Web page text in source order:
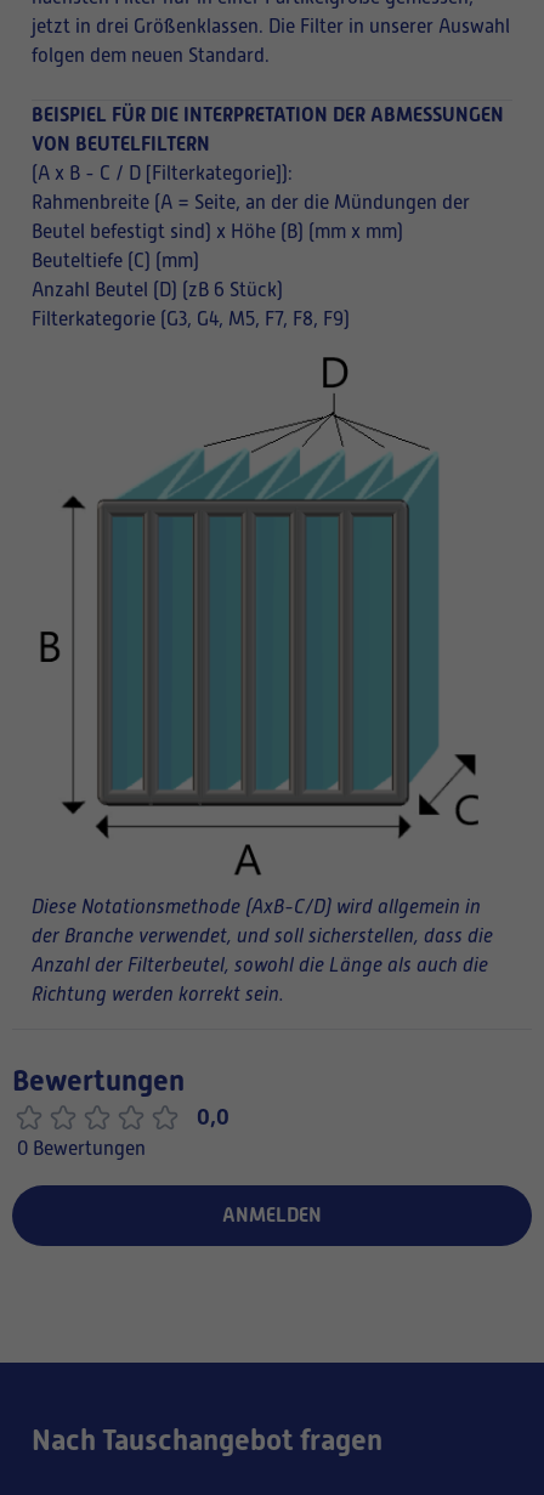
jetzt in drei Größenklassen. Die Filter in unserer Auswahl
folgen dem neuen Standard.
BEISPIEL FÜR DIE INTERPRETATION DER ABMESSUNGEN
VON BEUTELFILTERN
(A x B - C / D [Filterkategorie]):
Rahmenbreite (A = Seite, an der die Mündungen der
Beutel befestigt sind) x Höhe (B) (mm x mm)
Beuteltiefe (C) (mm)
Anzahl Beutel (D) (zB 6 Stück)
Filterkategorie (G3, G4, M5, F7, F8, F9)
Diese Notationsmethode (AxB-C/D) wird allgemein in
der Branche verwendet, und soll sicherstellen, dass die
Anzahl der Filterbeutel, sowohl die Länge als auch die
Richtung werden korrekt sein.
Bewertungen
0,0
0 Bewertungen
ANMELDEN
Nach Tauschangebot fragen